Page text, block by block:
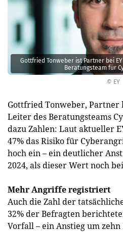
© EY
Gottfried Tonweber ist Partner bei
Beratungsteam für
Gottfried Tonweber, Partner
Leiter des Beratungsteams
dazu Zahlen: Laut aktueller
47% das Risiko für
hoch ein – ein deutlicher
2024, als dieser Wert noch
Mehr Angriffe registriert
Auch die Zahl der
32% der Befragten
Vorfall – ein Anstieg um